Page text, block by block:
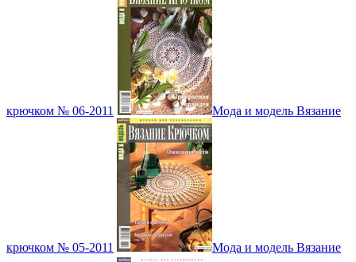
крючком № 06-2011 Мода и модель Вязание
крючком № 05-2011 Мода и модель Вязание